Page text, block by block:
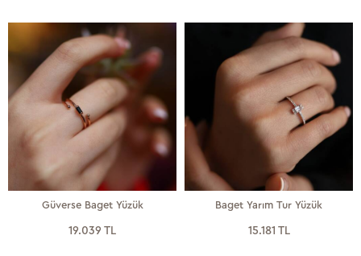
Güverse Baget Yüzük
19.039 TL
Baget Yarım Tur Yüzük
15.181 TL